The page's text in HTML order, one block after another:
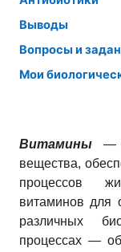
Выводы
Вопросы и
Мои
Витамины
—
вещества,
процессов
витаминов для
различных
процессах —